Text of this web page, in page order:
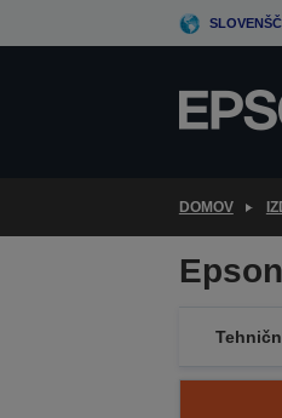
to
DOMOV